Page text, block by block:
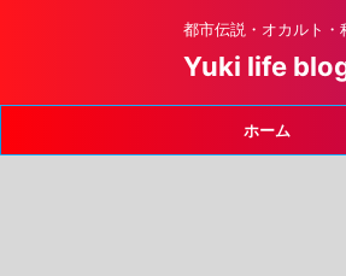
都市伝説・オカルト
Yuki life
ホーム